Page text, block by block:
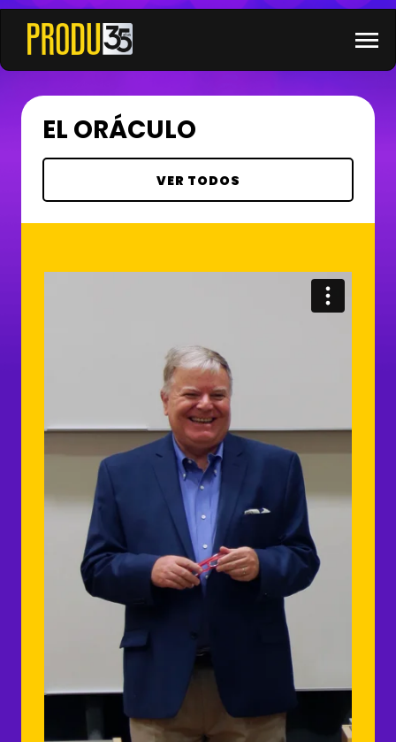
menu
×
EL ORÁCULO
VER TODOS